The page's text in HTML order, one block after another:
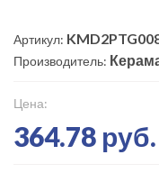
Артикул:
Производитель:
Цена:
364.78 руб.